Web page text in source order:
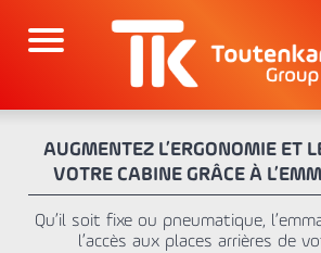
contenu
AUGMENTEZ L’ERGONOMIE ET
VOTRE CABINE GRÂCE À
Qu’il soit fixe ou pneumatique,
l’accès aux places arrières de